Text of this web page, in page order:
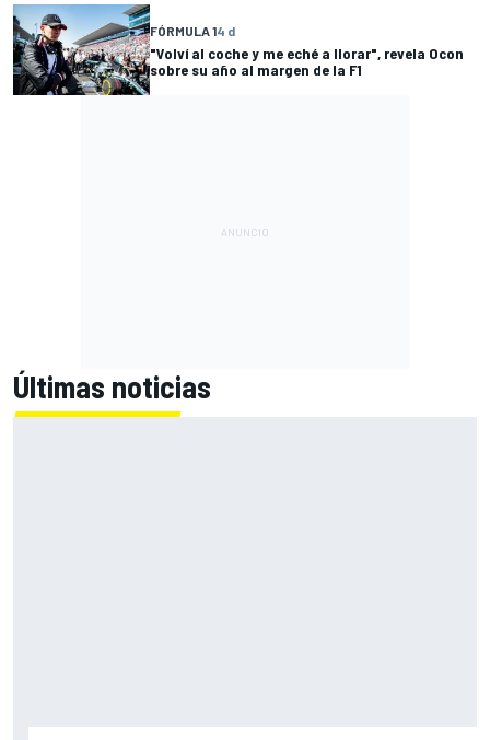
FÓRMULA 14 d
"Volví al coche y me eché a llorar", revela Ocon
sobre su año al margen de la F1
Últimas noticias